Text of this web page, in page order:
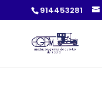
914453281